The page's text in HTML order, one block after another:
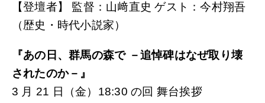
【登壇者】 監督：山﨑直史 ゲスト：今村翔吾
（歴史・時代小説家）
『あの日、群馬の森で －追悼碑はなぜ取り壊
されたのか－』
3 月 21 日（金）18:30 の回 舞台挨拶